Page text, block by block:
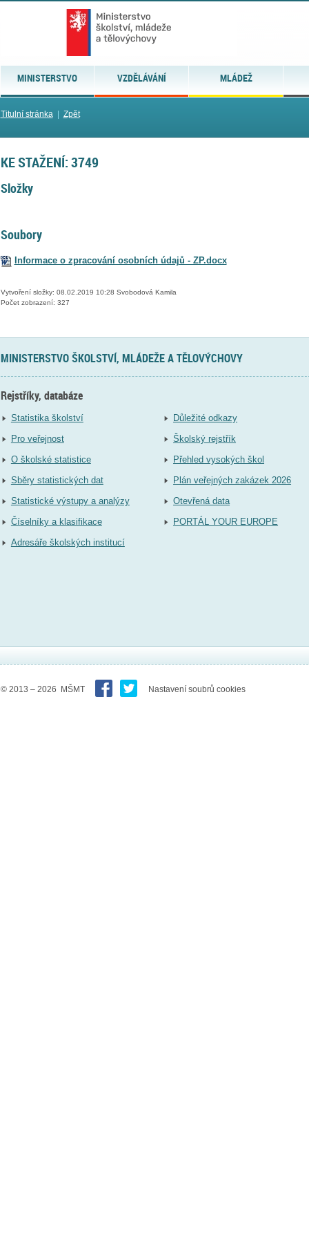
MINISTERSTVO VZDĚLÁVÁNÍ MLÁDEŽ
Titulní stránka| Zpět
KE STAŽENÍ: 3749
Složky
Soubory
Informace o zpracování osobních údajů - ZP.docx
Vytvoření složky: 08.02.2019 10:28 Svobodová Kamila
Počet zobrazení: 327
MINISTERSTVO ŠKOLSTVÍ, MLÁDEŽE A TĚLOVÝCHOVY
Rejstříky, databáze
Statistika školství
Pro veřejnost
O školské statistice
Sběry statistických dat
Statistické výstupy a analýzy
Číselníky a klasifikace
Adresáře školských institucí
Důležité odkazy
Školský rejstřík
Přehled vysokých škol
Plán veřejných zakázek 2026
Otevřená data
PORTÁL YOUR EUROPE
© 2013 – 2026 MŠMT Nastavení soubrů cookies